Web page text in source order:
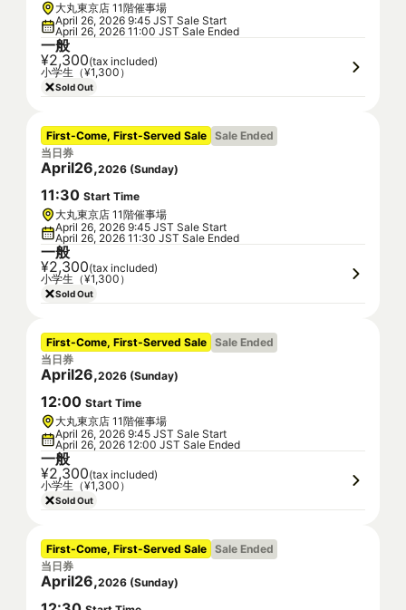
大丸東京店 11階催事場
April 26, 2026 9:45 JST Sale Start
April 26, 2026 11:00 JST Sale Ended
一般
¥2,300(tax included)
小学生（¥1,300）
Sold Out
First-Come, First-Served Sale Sale Ended
当日券
April26,2026 (Sunday)
11:30 Start Time
大丸東京店 11階催事場
April 26, 2026 9:45 JST Sale Start
April 26, 2026 11:30 JST Sale Ended
一般
¥2,300(tax included)
小学生（¥1,300）
Sold Out
First-Come, First-Served Sale Sale Ended
当日券
April26,2026 (Sunday)
12:00 Start Time
大丸東京店 11階催事場
April 26, 2026 9:45 JST Sale Start
April 26, 2026 12:00 JST Sale Ended
一般
¥2,300(tax included)
小学生（¥1,300）
Sold Out
First-Come, First-Served Sale Sale Ended
当日券
April26,2026 (Sunday)